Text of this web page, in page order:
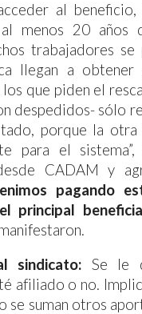
al
menos 20 años
trabajadores
llegan a obtener
que piden el
despedidos- sólo
porque la otra
para el
CADAM y
pagando
principal
sindicato: Se le
afiliado o no.
se suman otros